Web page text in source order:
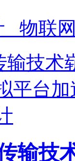
物联
输技